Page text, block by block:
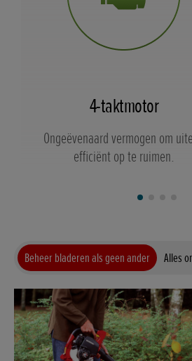
4-taktmotor
Ongeëvenaard vermogen om
efficiënt op te ruimen.
Beheer bladeren als geen ander Alles